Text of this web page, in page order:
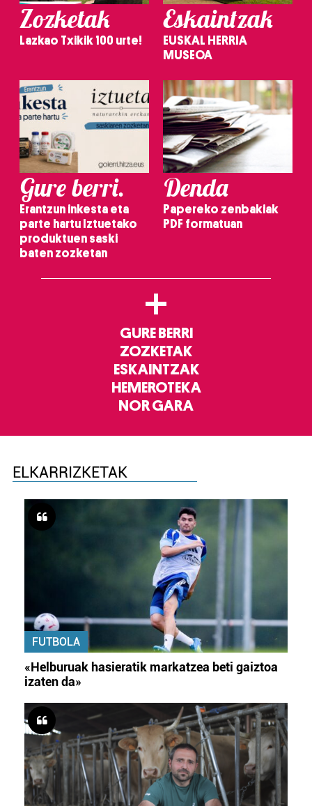
Zozketak
Lazkao Txikik 100 urte!
Eskaintzak
EUSKAL HERRIA
MUSEOA
Gure berri.
Erantzun inkesta eta
parte hartu Iztuetako
produktuen saski
baten zozketan
Denda
Papereko zenbakiak
PDF formatuan
+
GURE BERRI
ZOZKETAK
ESKAINTZAK
HEMEROTEKA
NOR GARA
ELKARRIZKETAK
FUTBOLA
«Helburuak hasieratik markatzea beti gaiztoa
izaten da»